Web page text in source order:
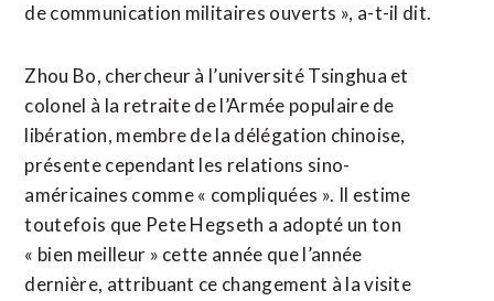
de communication militaires ouverts », a-t-il dit.
Zhou Bo, chercheur à l’université Tsinghua et
colonel à la retraite de l’Armée populaire de
libération, membre de la délégation chinoise,
présente cependant les relations sino-
américaines comme « compliquées ». Il estime
toutefois ​que Pete Hegseth a adopté un ton
« bien meilleur » cette année que l’année
dernière, attribuant ce changement à la visite